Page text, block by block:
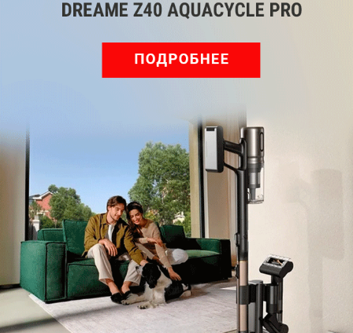
Подпишись на наш канал в мессенджере МАХ